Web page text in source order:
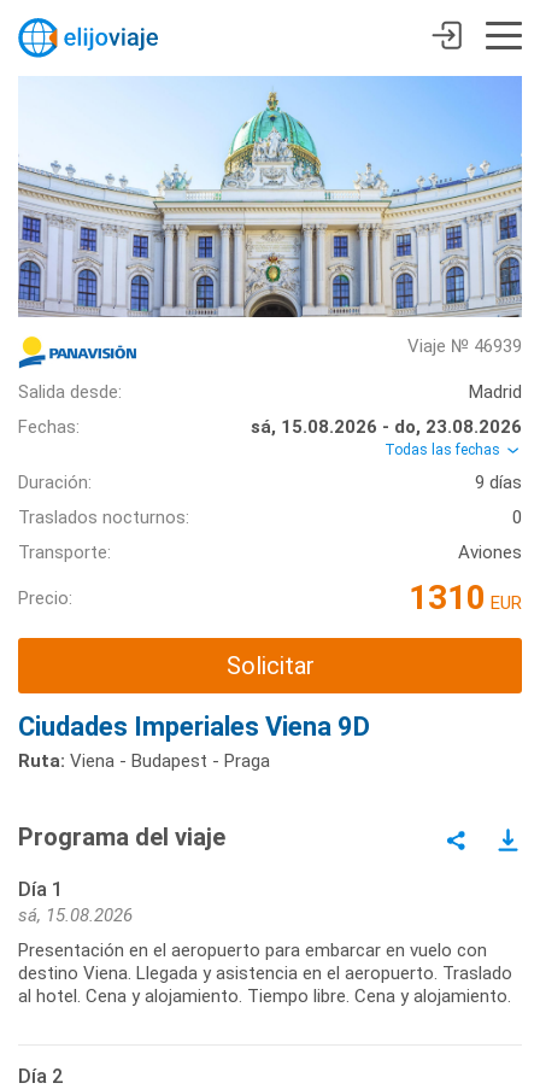
Viaje № 46939
Salida desde:
Madrid
Fechas:
sá, 15.08.2026 - do, 23.08.2026
Todas las fechas
Duración:
9 días
Traslados nocturnos:
0
Transporte:
Aviones
Precio: 1310 EUR
Solicitar
Ciudades Imperiales Viena 9D
Ruta: Viena - Budapest - Praga
Programa del viaje
Día 1
sá, 15.08.2026
Presentación en el aeropuerto para embarcar en vuelo con
destino Viena. Llegada y asistencia en el aeropuerto. Traslado
al hotel. Cena y alojamiento. Tiempo libre. Cena y alojamiento.
Día 2